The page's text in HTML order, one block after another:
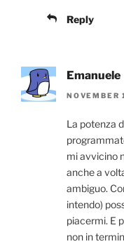
Reply
Emanuele
NOVEMBER
La potenza
mi avvicino
anche a
ambiguo.
intendo)
piacermi. E
non in